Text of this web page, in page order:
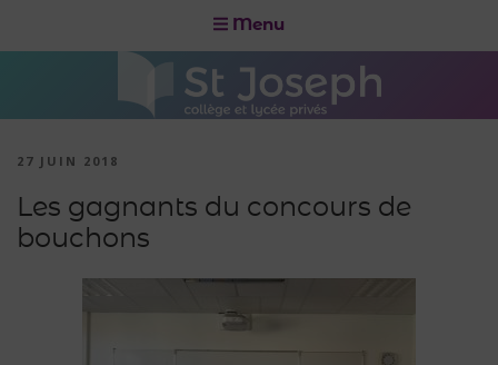
Menu
27 JUIN 2018
Les gagnants du concours de
bouchons